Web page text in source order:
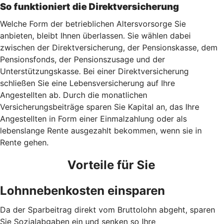
So funktioniert die Direktversicherung
Welche Form der betrieblichen Altersvorsorge Sie
anbieten, bleibt Ihnen überlassen. Sie wählen dabei
zwischen der Direktversicherung, der Pensionskasse, dem
Pensionsfonds, der Pensionszusage und der
Unterstützungskasse. Bei einer Direktversicherung
schließen Sie eine Lebensversicherung auf Ihre
Angestellten ab. Durch die monatlichen
Versicherungsbeiträge sparen Sie Kapital an, das Ihre
Angestellten in Form einer Einmalzahlung oder als
lebenslange Rente ausgezahlt bekommen, wenn sie in
Rente gehen.
Vorteile für Sie
Lohnnebenkosten einsparen
Da der Sparbeitrag direkt vom Bruttolohn abgeht, sparen
Sie Sozialabgaben ein und senken so Ihre